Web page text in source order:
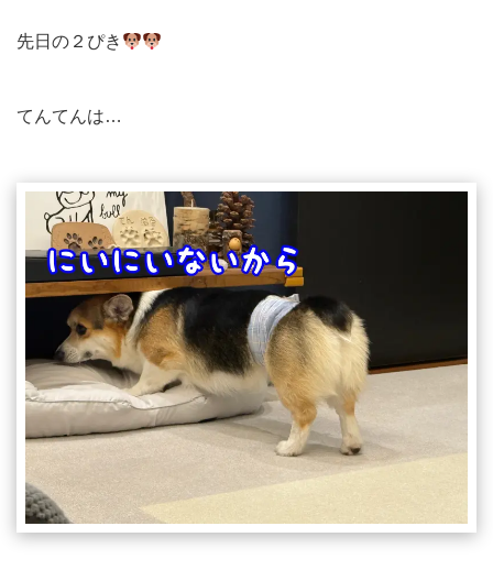
先日の２ぴき
てんてんは…